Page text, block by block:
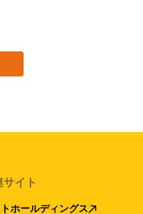
サイト
ホールディングス